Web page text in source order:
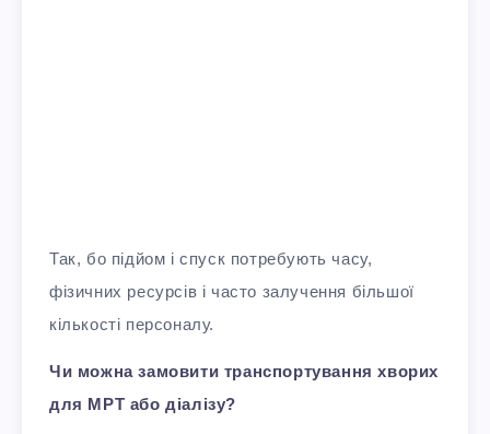
Так, бо підйом і спуск потребують часу,
фізичних ресурсів і часто залучення більшої
кількості персоналу.
Чи можна замовити транспортування хворих
для МРТ або діалізу?